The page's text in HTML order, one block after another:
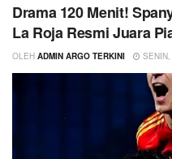
Drama 120 Menit!
La Roja Resmi Juara
OLEH ADMIN ARGO TERKINI